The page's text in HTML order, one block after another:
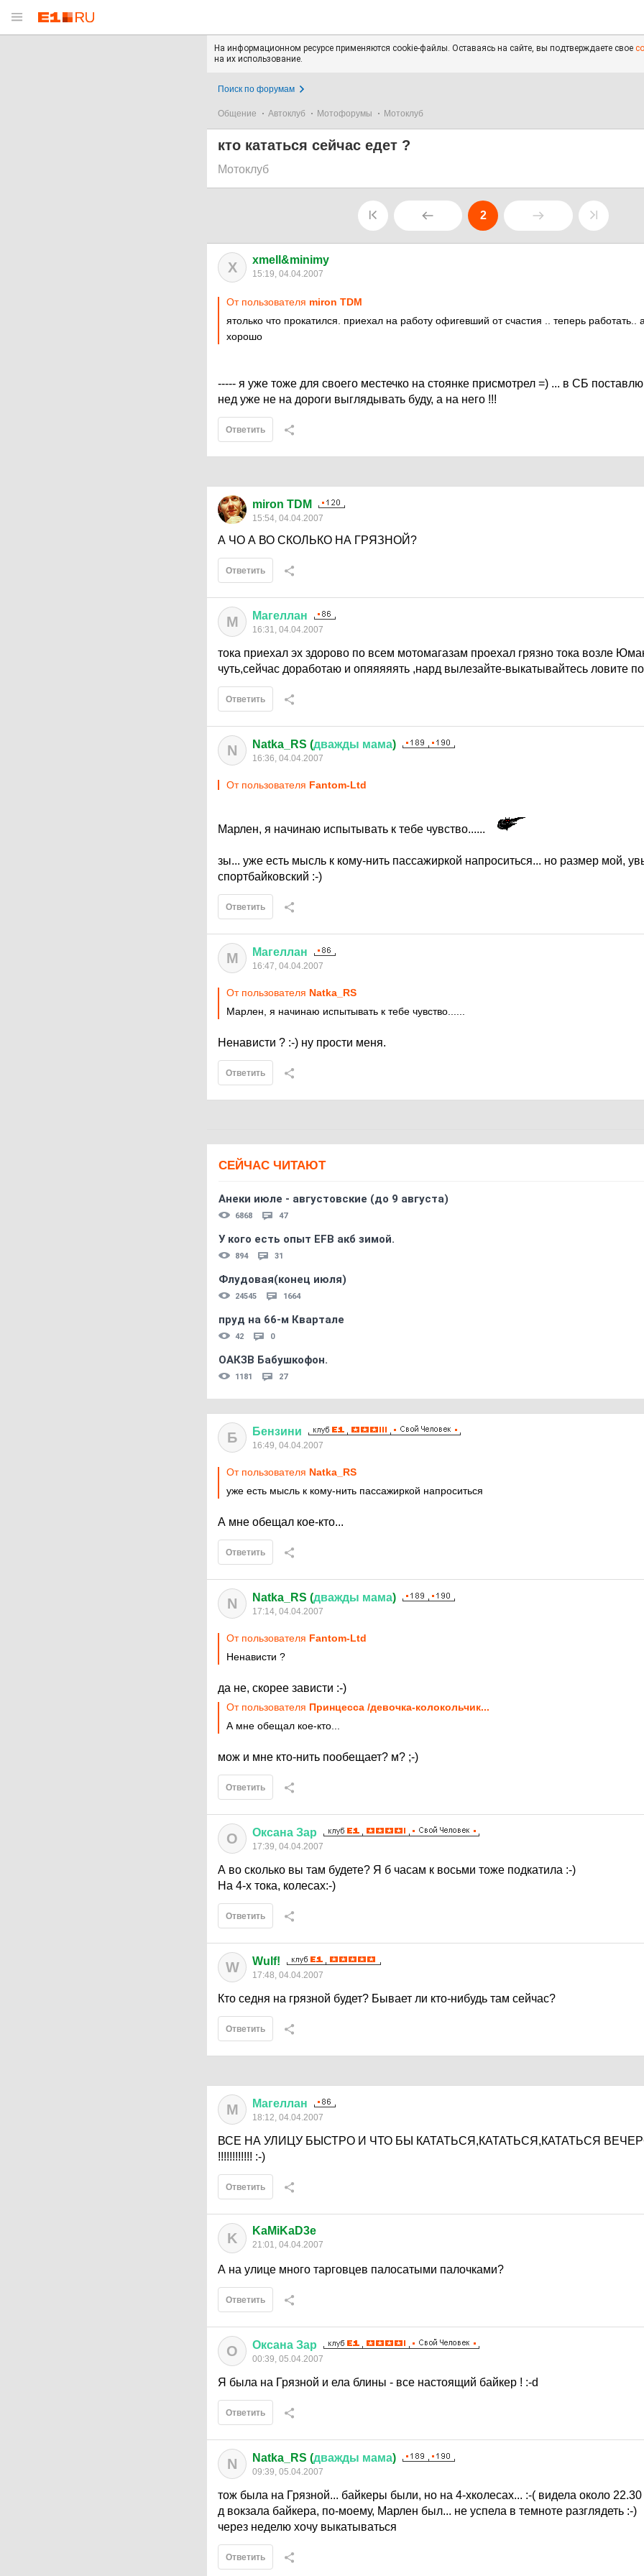
На информационном ресурсе применяются cookie-файлы. Оставаясь на сайте, вы подтверждаете свое
на их использование.
Поиск по форумам
Общение Автоклуб Мотофорумы Мотоклуб
кто кататься сейчас едет ?
Мотоклуб
2
X xmell&minimy
15:19, 04.04.2007
От пользователя miron TDM
ятолько что прокатился. приехал на работу офигевший от счастия .. теперь работать..
хорошо
----- я уже тоже для своего местечко на стоянке присмотрел =) ... в СБ
нед уже не на дороги выглядывать буду, а на него !!!
Ответить
miron TDM
15:54, 04.04.2007
А ЧО А ВО СКОЛЬКО НА ГРЯЗНОЙ?
Ответить
М Магеллан
16:31, 04.04.2007
тока приехал эх здорово по всем мотомагазам проехал грязно тока возле
чуть,сейчас доработаю и опяяяяять ,нард вылезайте-выкатывайтесь ловите
Ответить
N Natka_RS (дважды мама)
16:36, 04.04.2007
От пользователя Fantom-Ltd
Марлен, я начинаю испытывать к тебе чувство......
зы... уже есть мысль к кому-нить пассажиркой напроситься... но размер мой,
спортбайковский :-)
Ответить
М Магеллан
16:47, 04.04.2007
От пользователя Natka_RS
Марлен, я начинаю испытывать к тебе чувство......
Ненависти ? :-) ну прости меня.
Ответить
СЕЙЧАС ЧИТАЮТ
Анеки июле - августовские (до 9 августа)
6868 47
У кого есть опыт EFB акб зимой.
894 31
Флудовая(конец июля)
24545 1664
пруд на 66-м Квартале
42 0
ОАКЗВ Бабушкофон.
1181 27
Б Бензини
16:49, 04.04.2007
От пользователя Natka_RS
уже есть мысль к кому-нить пассажиркой напроситься
А мне обещал кое-кто...
Ответить
N Natka_RS (дважды мама)
17:14, 04.04.2007
От пользователя Fantom-Ltd
Ненависти ?
да не, скорее зависти :-)
От пользователя Принцесса /девочка-колокольчик...
А мне обещал кое-кто...
мож и мне кто-нить пообещает? м? ;-)
Ответить
О Оксана Зар
17:39, 04.04.2007
А во сколько вы там будете? Я б часам к восьми тоже подкатила :-)
На 4-х тока, колесах:-)
Ответить
W Wulf!
17:48, 04.04.2007
Кто седня на грязной будет? Бывает ли кто-нибудь там сейчас?
Ответить
М Магеллан
18:12, 04.04.2007
ВСЕ НА УЛИЦУ БЫСТРО И ЧТО БЫ КАТАТЬСЯ,КАТАТЬСЯ,КАТАТЬСЯ
!!!!!!!!!!!! :-)
Ответить
K KaMiKaD3e
21:01, 04.04.2007
А на улице много тарговцев палосатыми палочками?
Ответить
О Оксана Зар
00:39, 05.04.2007
Я была на Грязной и ела блины - все настоящий байкер ! :-d
Ответить
N Natka_RS (дважды мама)
09:39, 05.04.2007
тож была на Грязной... байкеры были, но на 4-хколесах... :-( видела около
д вокзала байкера, по-моему, Марлен был... не успела в темноте разглядеть :-)
через неделю хочу выкатываться
Ответить